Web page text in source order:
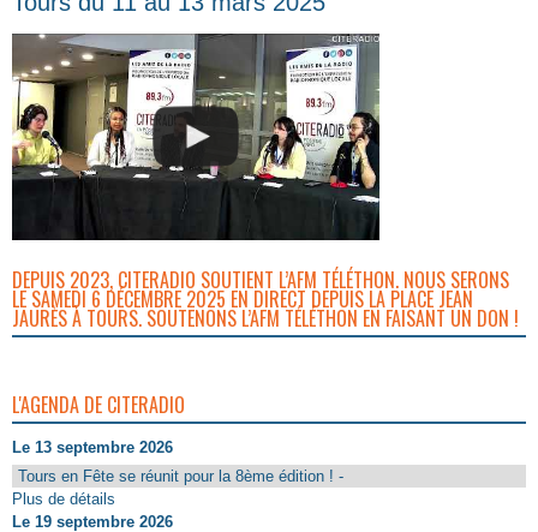
DEPUIS 2023, CITERADIO SOUTIENT L’AFM TÉLÉTHON. NOUS SERONS
LE SAMEDI 6 DÉCEMBRE 2025 EN DIRECT DEPUIS LA PLACE JEAN
JAURÈS À TOURS. SOUTENONS L’AFM TÉLÉTHON EN FAISANT UN DON !
L'AGENDA DE CITERADIO
Le 13 septembre 2026
Tours en Fête se réunit pour la 8ème édition ! -
Plus de détails
Le 19 septembre 2026